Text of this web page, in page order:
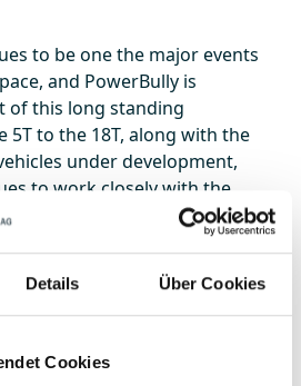
Details Über Cookies
Cookies
to be one the major events
and PowerBully is
of this long standing
to the 18T, along with the
under development,
to work closely with the
the wants and needs of
in our track carriers.